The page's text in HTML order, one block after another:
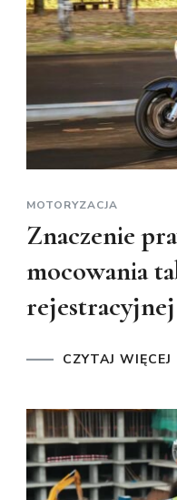
MOTORYZACJA
Znaczenie
mocowania
CZYTAJ WIĘCEJ